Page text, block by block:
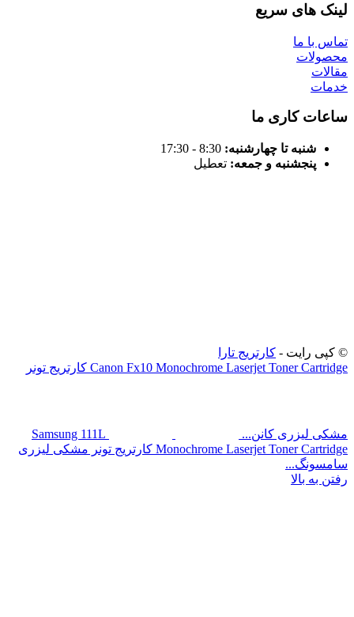
سریع
ما
کاری ما
تا چهارشنبه:8:30 - 17:30
و جمعه:تعطیل
- کارتریج تارا
Canon Fx10 Monochrome Laserjet Toner Cartridge کارتریج تونر
کانن...
Samsung 111L
Monochrome Laserjet Toner Cartridge کارتریج تونر مشکی لیزری